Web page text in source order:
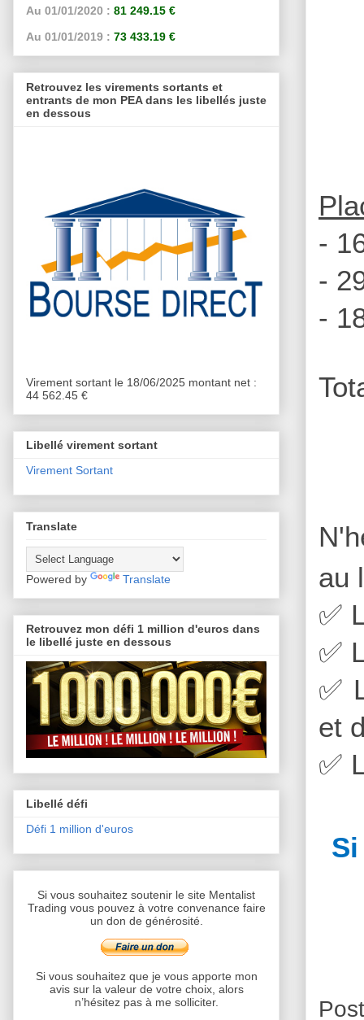
-
-
-
au
✅
✅
✅
et
✅
Au 01/01/2020 : 81 249.15 €
Au 01/01/2019 : 73 433.19 €
Retrouvez les virements sortants et
entrants de mon PEA dans les libellés juste
en dessous
Virement sortant le 18/06/2025 montant net :
44 562.45 €
Libellé virement sortant
Virement Sortant
Translate
Powered by Translate
Retrouvez mon défi 1 million d'euros dans
le libellé juste en dessous
Libellé défi
Défi 1 million d'euros
Si vous souhaitez soutenir le site Mentalist
Trading vous pouvez à votre convenance faire
un don de générosité.
Si vous souhaitez que je vous apporte mon
avis sur la valeur de votre choix, alors
n’hésitez pas à me solliciter.